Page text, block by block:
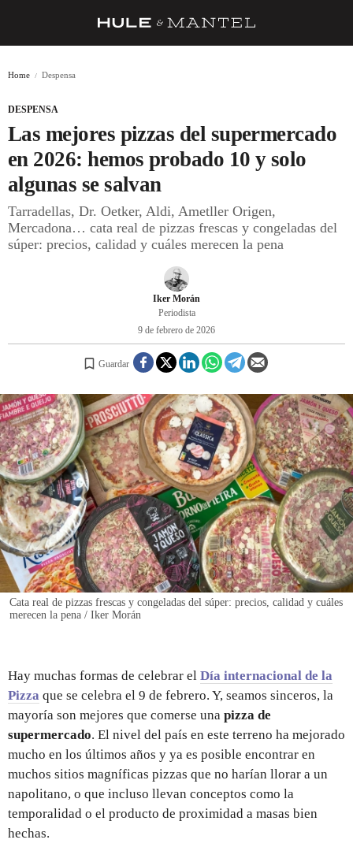
BARRAS Y ESTRELLAS
DÓNDE COMER
ÍDOLOS DE MESAS
CUADERNO DE VIAJE
REGISTRO
INICIAR SESIÓN
Home Despensa
DESPENSA
Las mejores pizzas del supermercado
en 2026: hemos probado 10 y solo
algunas se salvan
Tarradellas, Dr. Oetker, Aldi, Ametller Origen,
Mercadona… cata real de pizzas frescas y congeladas del
súper: precios, calidad y cuáles merecen la pena
Iker Morán
Periodista
9 de febrero de 2026
Guardar
Cata real de pizzas frescas y congeladas del súper: precios, calidad y cuáles
merecen la pena / Iker Morán
Hay muchas formas de celebrar el Día internacional de la
Pizza que se celebra el 9 de febrero. Y, seamos sinceros, la
mayoría son mejores que comerse una pizza de
supermercado. El nivel del país en este terreno ha mejorado
mucho en los últimos años y ya es posible encontrar en
muchos sitios magníficas pizzas que no harían llorar a un
napolitano, o que incluso llevan conceptos como la
temporalidad o el producto de proximidad a masas bien
hechas.